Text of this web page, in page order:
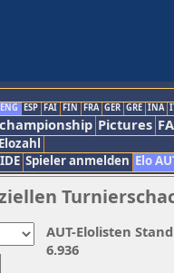
ENG ESP FAI FIN FRA GER GRE INA
Pictures
Spieler anmelden Elo
AUT-Elolisten
6.936